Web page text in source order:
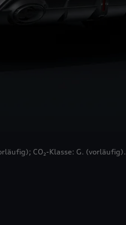
CO₂-Klasse: G. (vorläufig).